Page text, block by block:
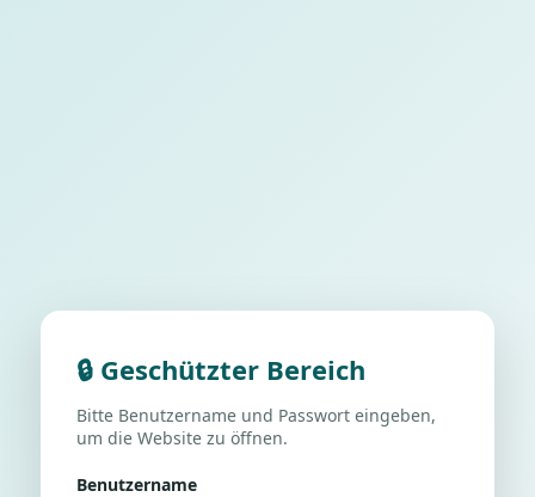
🔒 Geschützter Bereich
Bitte Benutzername und Passwort eingeben,
um die Website zu öffnen.
Benutzername